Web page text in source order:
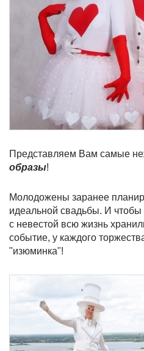
Представляем Вам самые
образы!
Молодожены заранее
идеальной свадьбы. И чтобы
с невестой всю жизнь
событие, у каждого
"изюминка"!